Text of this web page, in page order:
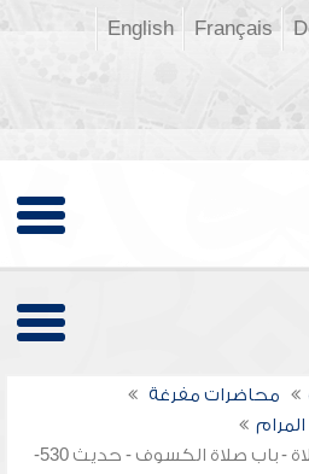
Français
English
محاضرات مفرغة
شرح بلوغ المرام - كتاب الصلاة - باب صلاة الكسوف - حديث 530-